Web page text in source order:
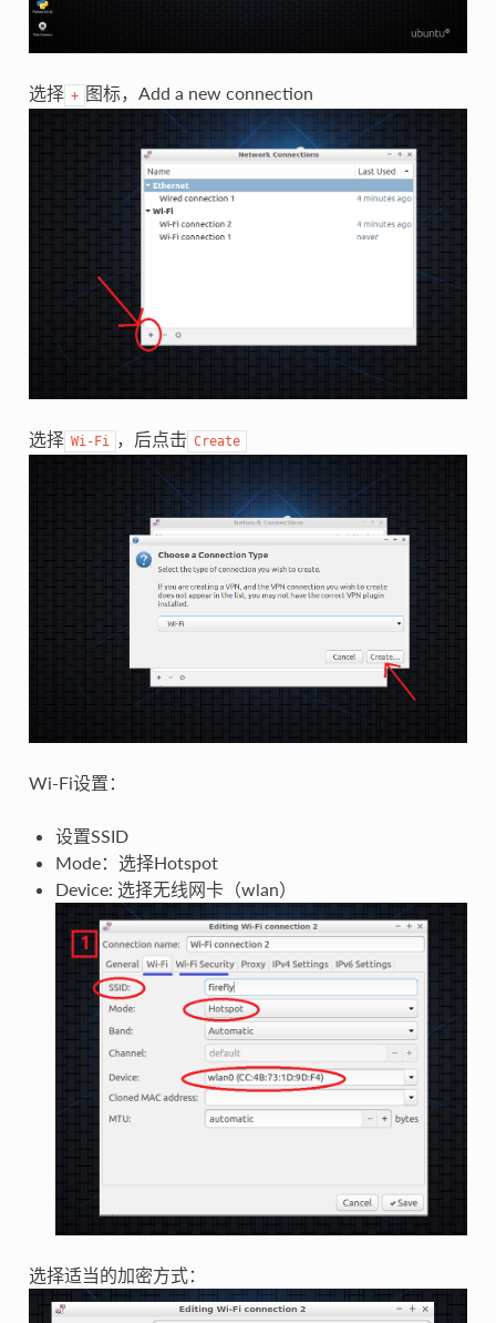
选择 + 图标，Add a new connection
选择 Wi-Fi ，后点击 Create
Wi-Fi设置：
设置SSID
Mode：选择Hotspot
Device: 选择无线网卡（wlan）
选择适当的加密方式：